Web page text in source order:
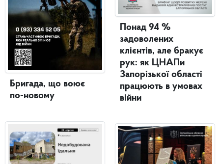
Бригада, що воює
по-новому
Понад 94 %
задоволених
клієнтів, але бракує
рук: як ЦНАПи
Запорізької області
працюють в умовах
війни